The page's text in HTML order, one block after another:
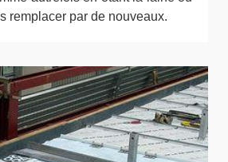
remplacer par de nouveaux.